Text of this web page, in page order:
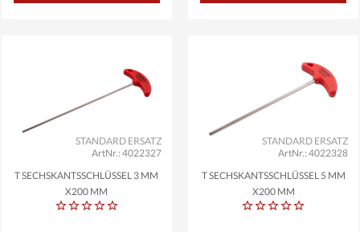
ArtNr.: 4022327
STANDARD ERSATZ
T SECHSKANTSSCHLÜSSEL 3 MM
X200 MM
ArtNr.: 4022328
STANDARD ERSATZ
T SECHSKANTSSCHLÜSSEL 5 MM
X200 MM